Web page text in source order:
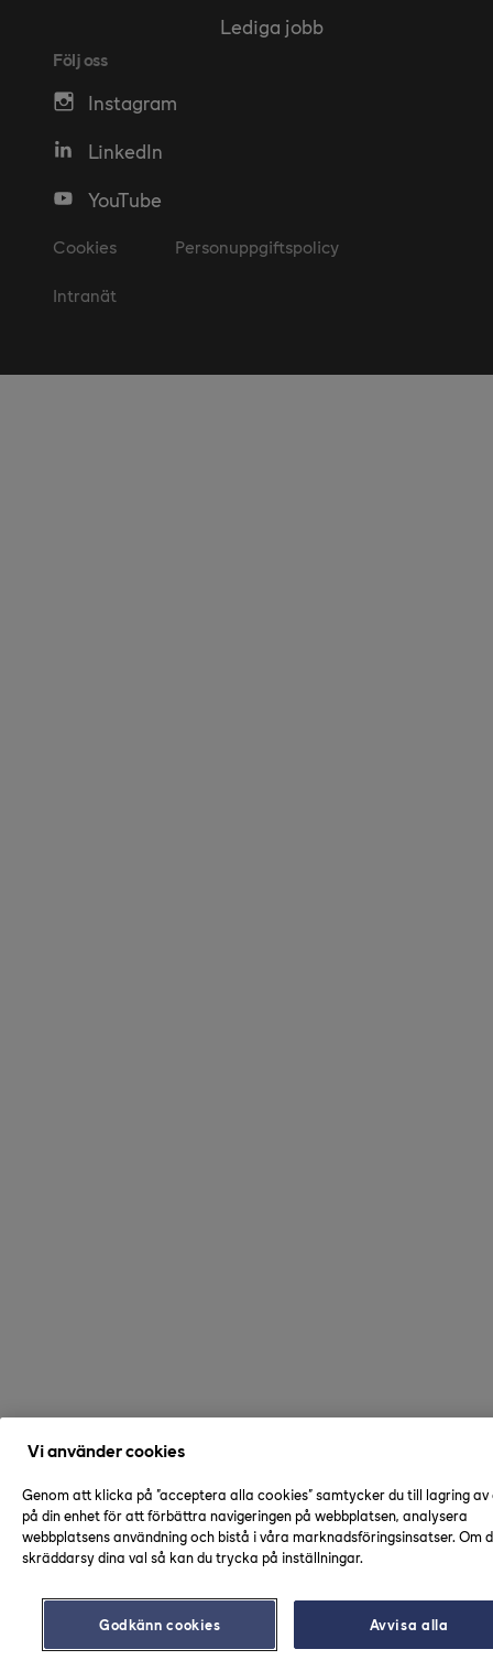
Lediga jobb
Följ oss
Instagram
LinkedIn
YouTube
Cookies Personuppgiftspolicy
Intranät
Vi använder cookies
Genom att klicka på "acceptera alla cookies" samtycker du till lagring av
på din enhet för att förbättra navigeringen på webbplatsen, analysera
webbplatsens användning och bistå i våra marknadsföringsinsatser. Om
skräddarsy dina val så kan du trycka på inställningar.
Godkänn cookies Avvisa alla